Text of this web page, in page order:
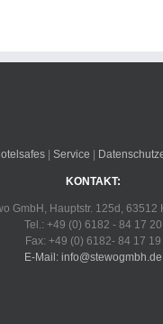
| Service
KONTAKT:
GmbH, Hauptstr. 125d, 63512
Tel.: +49 (0) 6182 - 84 17 20
Fax: +49 (0) 6182- 84 17 19
E-Mail: info@stewogmbh.de